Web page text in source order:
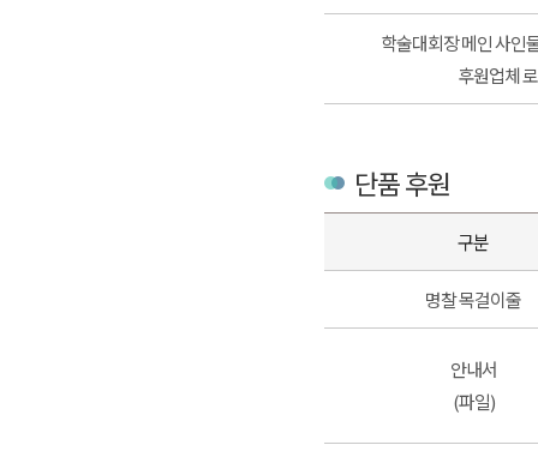
학술대회장 메인 사
후원업체
단품 후원
구분
명찰 목걸이줄
안내서
(파일)